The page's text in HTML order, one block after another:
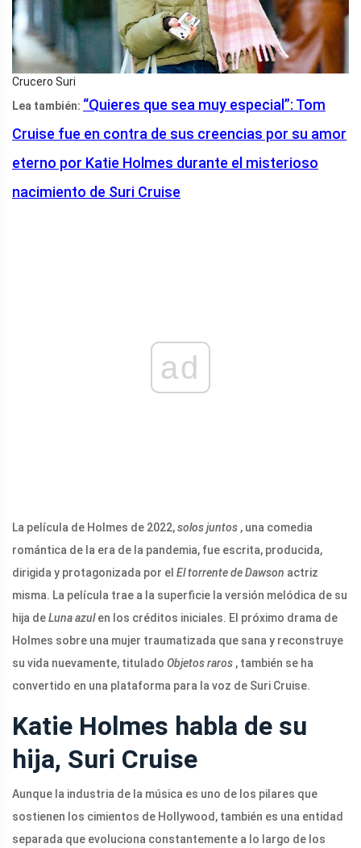
Crucero Suri
Lea también: “Quieres que sea muy especial”: Tom
Cruise fue en contra de sus creencias por su amor
eterno por Katie Holmes durante el misterioso
nacimiento de Suri Cruise
ad
La película de Holmes de 2022,solos juntos , una comedia
romántica de la era de la pandemia, fue escrita, producida,
dirigida y protagonizada por el El torrente de Dawson actriz
misma. La película trae a la superficie la versión melódica de su
hija deLuna azulen los créditos iniciales. El próximo drama de
Holmes sobre una mujer traumatizada que sana y reconstruye
su vida nuevamente, titulado Objetos raros , también se ha
convertido en una plataforma para la voz de Suri Cruise.
Katie Holmes habla de su
hija, Suri Cruise
Aunque la industria de la música es uno de los pilares que
sostienen los cimientos de Hollywood, también es una entidad
separada que evoluciona constantemente a lo largo de los